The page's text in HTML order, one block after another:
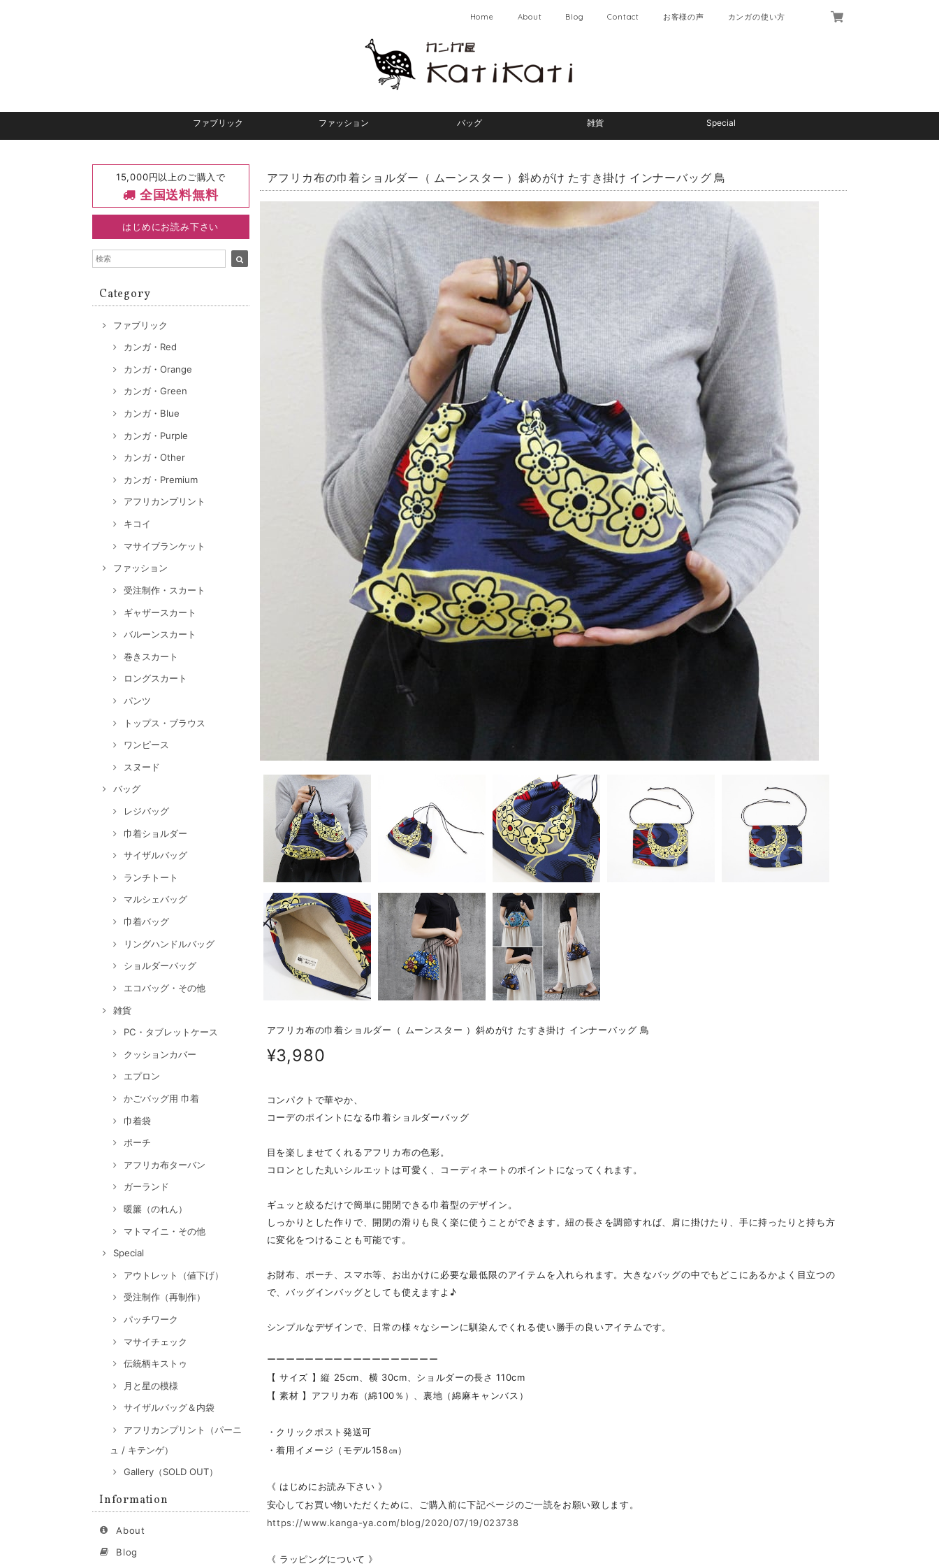
Home About Blog Contact お客様の声 カンガの使い方
ファブリック ファッション バッグ 雑貨 Special
15,000円以上のご購入で
全国送料無料
はじめにお読み下さい
Category
ファブリック
カンガ・Red
カンガ・Orange
カンガ・Green
カンガ・Blue
カンガ・Purple
カンガ・Other
カンガ・Premium
アフリカンプリント
キコイ
マサイブランケット
ファッション
受注制作・スカート
ギャザースカート
バルーンスカート
巻きスカート
ロングスカート
パンツ
トップス・ブラウス
ワンピース
スヌード
バッグ
レジバッグ
巾着ショルダー
サイザルバッグ
ランチトート
マルシェバッグ
巾着バッグ
リングハンドルバッグ
ショルダーバッグ
エコバッグ・その他
雑貨
PC・タブレットケース
クッションカバー
エプロン
かごバッグ用 巾着
巾着袋
ポーチ
アフリカ布ターバン
ガーランド
暖簾（のれん）
マトマイニ・その他
Special
アウトレット（値下げ）
受注制作（再制作）
パッチワーク
マサイチェック
伝統柄キストゥ
月と星の模様
サイザルバッグ＆内袋
アフリカンプリント（パーニ
ュ / キテンゲ）
Gallery（SOLD OUT）
Information
About
Blog
アフリカ布の巾着ショルダー（ ムーンスター ）斜めがけ たすき掛け インナーバッグ 鳥
アフリカ布の巾着ショルダー（ ムーンスター ）斜めがけ たすき掛け インナーバッグ 鳥
¥3,980
コンパクトで華やか、
コーデのポイントになる巾着ショルダーバッグ
目を楽しませてくれるアフリカ布の色彩。
コロンとした丸いシルエットは可愛く、コーディネートのポイントになってくれます。
ギュッと絞るだけで簡単に開閉できる巾着型のデザイン。
しっかりとした作りで、開閉の滑りも良く楽に使うことができます。紐の長さを調節すれば、肩に掛けたり、手に持ったりと持ち方
に変化をつけることも可能です。
お財布、ポーチ、スマホ等、お出かけに必要な最低限のアイテムを入れられます。大きなバッグの中でもどこにあるかよく目立つの
で、バッグインバッグとしても使えますよ♪
シンプルなデザインで、日常の様々なシーンに馴染んでくれる使い勝手の良いアイテムです。
ーーーーーーーーーーーーーーーーーー
【 サイズ 】縦 25cm、横 30cm、ショルダーの長さ 110cm
【 素材 】アフリカ布（綿100％）、裏地（綿麻キャンバス）
・クリックポスト発送可
・着用イメージ（モデル158㎝）
《 はじめにお読み下さい 》
安心してお買い物いただくために、ご購入前に下記ページのご一読をお願い致します。
https://www.kanga-ya.com/blog/2020/07/19/023738
《 ラッピングについて 》